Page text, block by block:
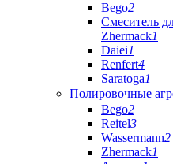
Bego2
Cмеситель
Zhermack1
Daiei1
Renfert4
Saratoga1
Полировочные
Bego2
Reitel3
Wassermann2
Zhermack1